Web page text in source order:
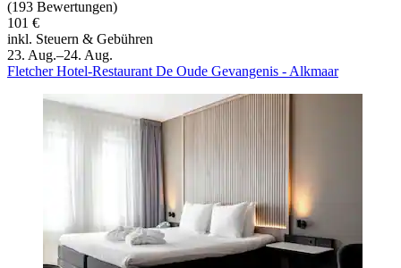
(193 Bewertungen)
101 €
inkl. Steuern & Gebühren
23. Aug.–24. Aug.
Fletcher Hotel-Restaurant De Oude Gevangenis - Alkmaar